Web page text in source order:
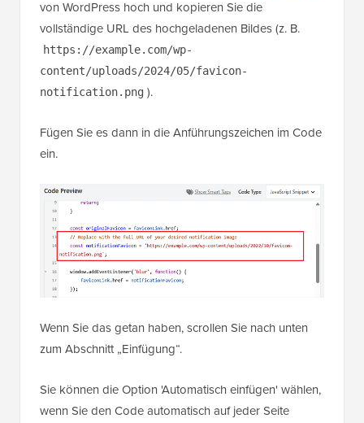
https://example.com/wp-
content/uploads/2024/05/favicon-
notification.png
).
Fügen Sie es dann in die Anführungszeichen im Code
Wenn Sie das getan haben, scrollen Sie nach unten
Sie können die Option 'Automatisch einfügen' wählen,
einbetten möchten.